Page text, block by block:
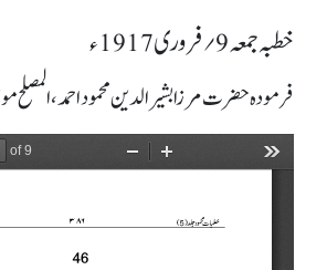
خطبہ جمعہ 9؍ فروری 1917ء
فرمودہ حضرت مرزا بشیرالدین محمود احمد، المصلح